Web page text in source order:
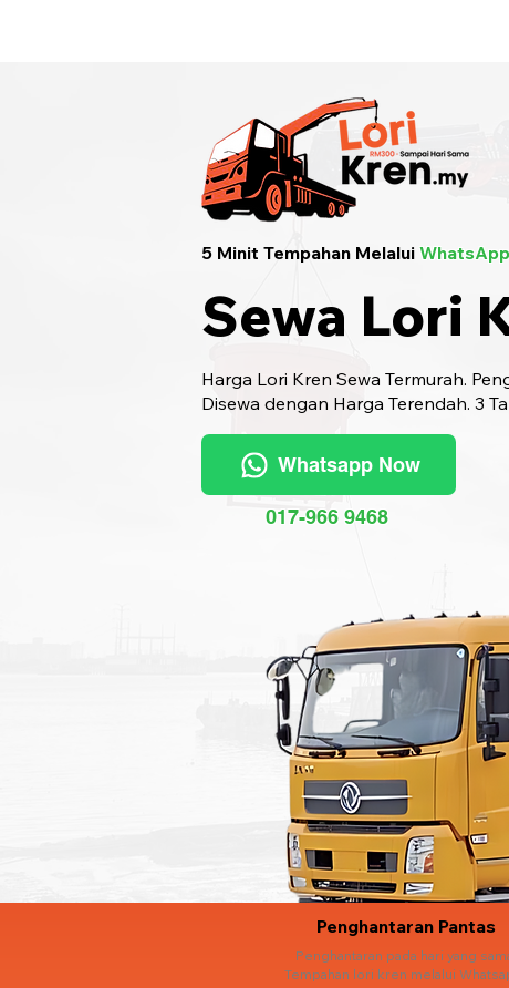
5 Minit Tempahan Melalui
Sewa Lori
Harga Lori Kren Sewa Termurah.
Disewa dengan Harga Terendah. 3
Whatsapp Now
017-966 9468
Penghantaran Pantas
Penghantaran pada hari yang
Tempahan lori kren melalui